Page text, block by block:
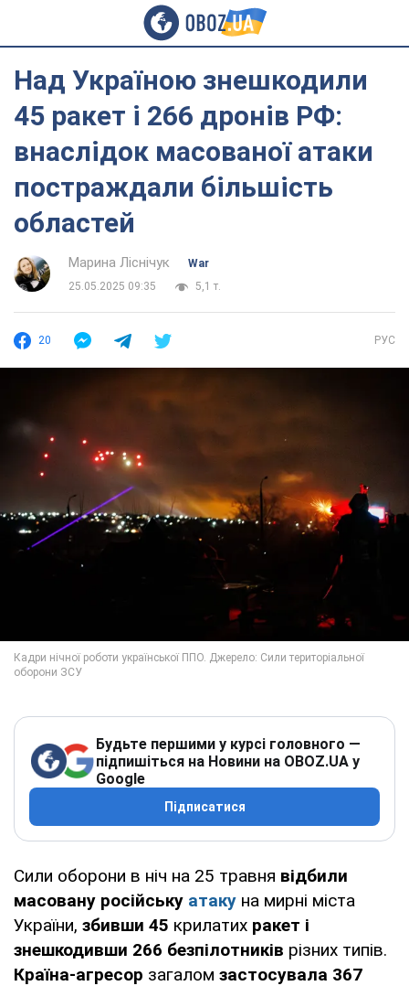
Над Україною знешкодили
45 ракет і 266 дронів РФ:
внаслідок масованої атаки
постраждали більшість
областей
Марина Ліснічук
War
25.05.2025 09:35
5,1 т.
20 РУС
Будьте першими у курсі головного —
підпишіться на Новини на OBOZ.UA у
Google
Підписатися
Сили оборони в ніч на 25 травня відбили
масовану російську атаку на мирні міста
України, збивши 45 крилатих ракет і
знешкодивши 266 безпілотників різних типів.
Країна-агресор загалом застосувала 367